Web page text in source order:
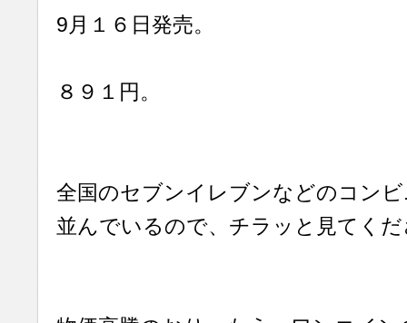
9月１６日発売。
８９１円。
全国のセブンイレブンなどのコン
並んでいるので、チラッと見てく